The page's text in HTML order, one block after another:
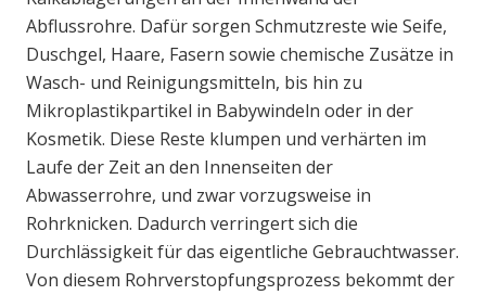
Abflussrohre. Dafür sorgen Schmutzreste wie Seife,
Duschgel, Haare, Fasern sowie chemische Zusätze in
Wasch- und Reinigungsmitteln, bis hin zu
Mikroplastikpartikel in Babywindeln oder in der
Kosmetik. Diese Reste klumpen und verhärten im
Laufe der Zeit an den Innenseiten der
Abwasserrohre, und zwar vorzugsweise in
Rohrknicken. Dadurch verringert sich die
Durchlässigkeit für das eigentliche Gebrauchtwasser.
Von diesem Rohrverstopfungsprozess bekommt der